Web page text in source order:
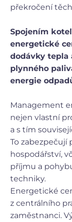
překročení
Spojením
energetické
dodávky tepla
plynného
energie
Management
nejen vlastní
a s tím
To zabezpečují
hospodářství,
příjmu a
techniky.
Energetické
z centrálního
zaměstnanci.